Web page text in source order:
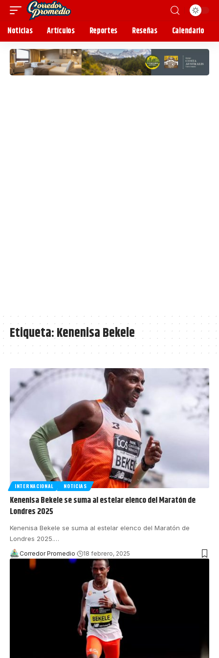
Noticias Artículos Reportes Reseñas Calendario
Etiqueta:Kenenisa Bekele
INTERNACIONAL NOTICIAS
Kenenisa Bekele se suma al estelar elenco del Maratón de
Londres 2025
Kenenisa Bekele se suma al estelar elenco del Maratón de
Londres 2025.…
Corredor Promedio 18 febrero, 2025